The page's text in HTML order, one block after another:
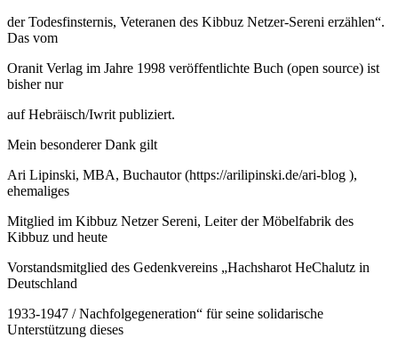
der Todesfinsternis, Veteranen des Kibbuz Netzer-Sereni erzählen“.
Das vom
Oranit Verlag im Jahre 1998 veröffentlichte Buch (open source) ist
bisher nur
auf Hebräisch/Iwrit publiziert.
Mein besonderer Dank gilt
Ari Lipinski, MBA, Buchautor (https://arilipinski.de/ari-blog ),
ehemaliges
Mitglied im Kibbuz Netzer Sereni, Leiter der Möbelfabrik des
Kibbuz und heute
Vorstandsmitglied des Gedenkvereins „Hachsharot HeChalutz in
Deutschland
1933-1947 / Nachfolgegeneration“ für seine solidarische
Unterstützung dieses